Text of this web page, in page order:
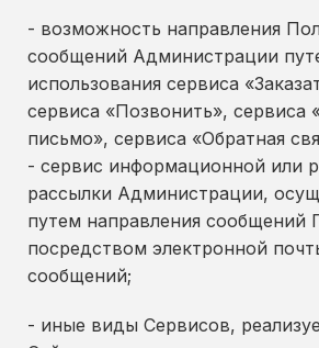
- возможность направления
сообщений Администрации
использования сервиса
сервиса «Позвонить», сервиса
письмо», сервиса «Обратная
- сервис информационной или
рассылки Администрации,
путем направления сообщений
посредством электронной
сообщений;
- иные виды Сервисов,